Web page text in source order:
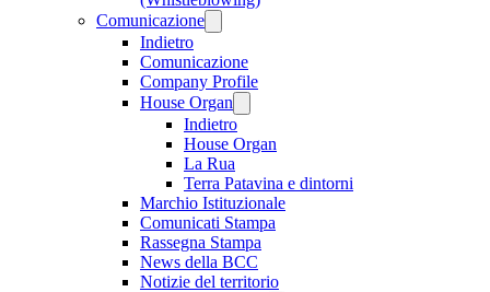
Comunicazione
Indietro
Comunicazione
Company Profile
House Organ
Indietro
House Organ
La Rua
Terra Patavina e dintorni
Marchio Istituzionale
Comunicati Stampa
Rassegna Stampa
News della BCC
Notizie del territorio